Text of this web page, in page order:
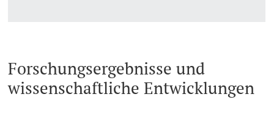
Forschungsergebnisse und
wissenschaftliche Entwicklungen